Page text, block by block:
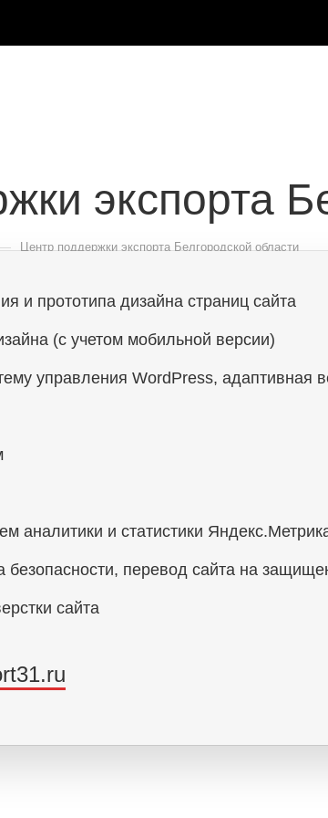
экспорта
Центр поддержки экспорта Белгородской области
и прототипа дизайна страниц сайта
(с учетом мобильной версии)
управления WordPress, адаптивная
аналитики и статистики
перевод сайта на
сайта